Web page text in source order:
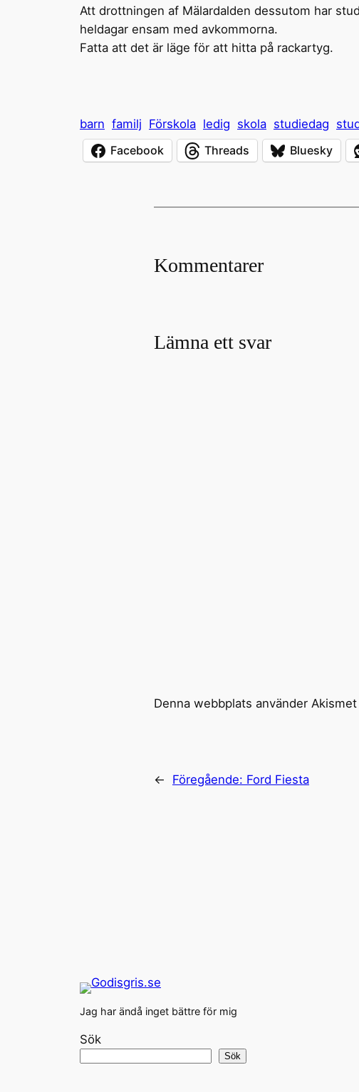
Att drottningen af Mälardalden dessutom har
heldagar ensam med avkommorna.
Fatta att det är läge för att hitta på rackartyg.
barn familj Förskola ledig skola studiedag
Facebook
Threads Bluesky
Kommentarer
Lämna ett svar
Denna webbplats använder
← Föregående: Ford Fiesta
Jag har ändå inget bättre för mig
Sök
Sök